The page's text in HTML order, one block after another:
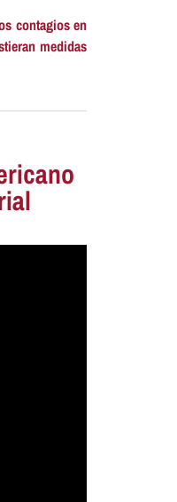
contagios en
medidas